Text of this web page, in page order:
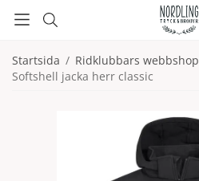
Startsida / Ridklubbars webbshop
Softshell jacka herr classic